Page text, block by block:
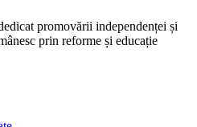
promovării independenței și
prin reforme și educație